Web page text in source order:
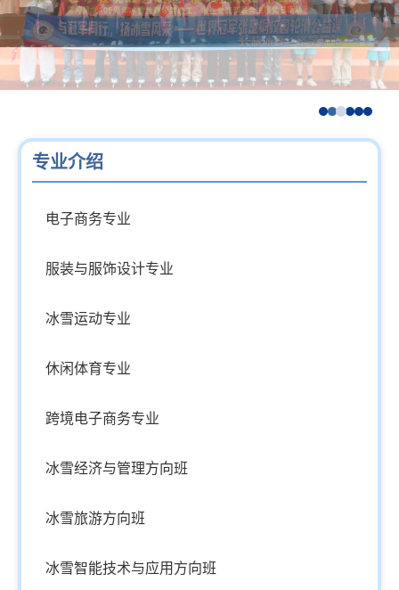
专业介绍
电子商务专业
服装与服饰设计专业
冰雪运动专业
休闲体育专业
跨境电子商务专业
冰雪经济与管理方向班
冰雪旅游方向班
冰雪智能技术与应用方向班